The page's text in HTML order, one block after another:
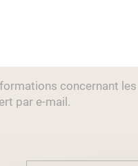
concernant les
par e-mail.